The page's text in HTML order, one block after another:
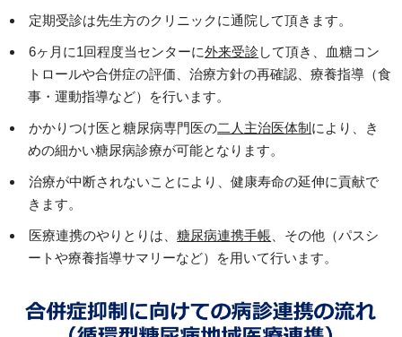
定期受診は先生方のクリニックに通院して頂きます。
6ヶ月に1回程度当センターに外来受診して頂き、血糖コン
トロールや合併症の評価、治療方針の再確認、療養指導（食
事・運動指導など）を行います。
かかりつけ医と糖尿病専門医の二人主治医体制 により、き
めの細かい糖尿病診療が可能となります。
治療が中断されないことにより、健康寿命の延伸に貢献で
きます。
医療連携のやりとりは、糖尿病連携手帳、その他（パスシ
ートや療養指導サマリーなど）を用いて行います。